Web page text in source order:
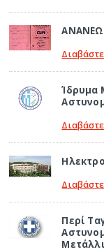
Ίδρυμα
Περί